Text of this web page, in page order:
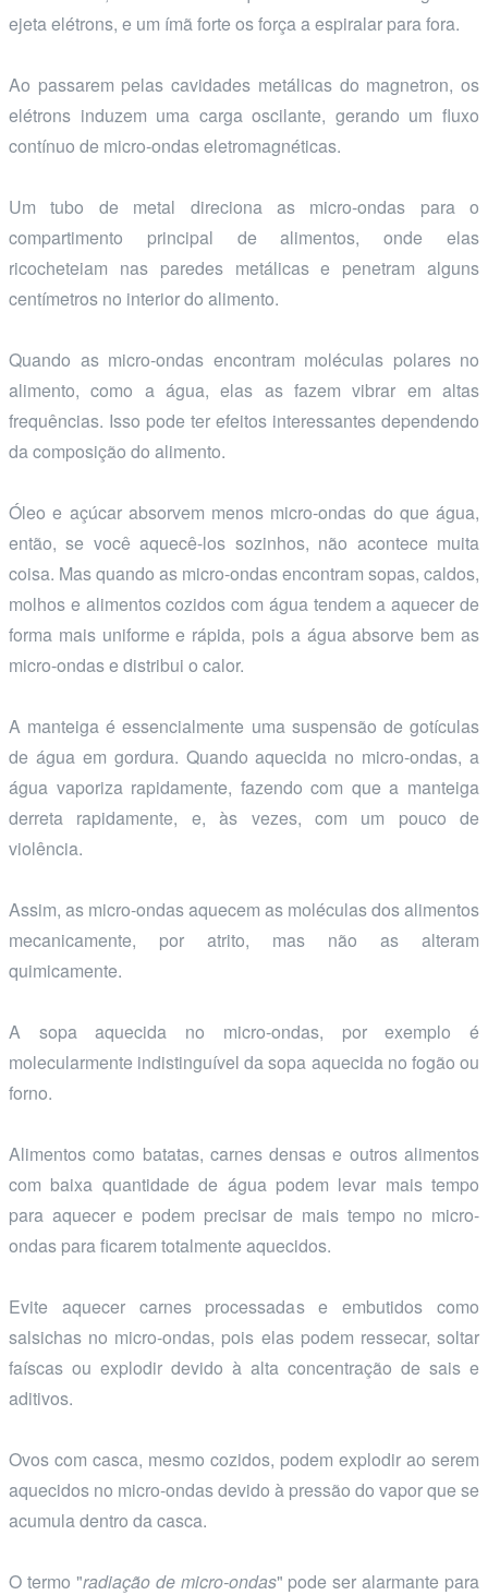
ejeta elétrons, e um ímã forte os força a espiralar para fora.
Ao passarem pelas cavidades metálicas do magnetron, os
elétrons induzem uma carga oscilante, gerando um fluxo
contínuo de micro-ondas eletromagnéticas.
Um tubo de metal direciona as micro-ondas para o
compartimento principal de alimentos, onde elas
ricocheteiam nas paredes metálicas e penetram alguns
centímetros no interior do alimento.
Quando as micro-ondas encontram moléculas polares no
alimento, como a água, elas as fazem vibrar em altas
frequências. Isso pode ter efeitos interessantes dependendo
da composição do alimento.
Óleo e açúcar absorvem menos micro-ondas do que água,
então, se você aquecê-los sozinhos, não acontece muita
coisa. Mas quando as micro-ondas encontram sopas, caldos,
molhos e alimentos cozidos com água tendem a aquecer de
forma mais uniforme e rápida, pois a água absorve bem as
micro-ondas e distribui o calor.
A manteiga é essencialmente uma suspensão de gotículas
de água em gordura. Quando aquecida no micro-ondas, a
água vaporiza rapidamente, fazendo com que a manteiga
derreta rapidamente, e, às vezes, com um pouco de
violência.
Assim, as micro-ondas aquecem as moléculas dos alimentos
mecanicamente, por atrito, mas não as alteram
quimicamente.
A sopa aquecida no micro-ondas, por exemplo é
molecularmente indistinguível da sopa aquecida no fogão ou
forno.
Alimentos como batatas, carnes densas e outros alimentos
com baixa quantidade de água podem levar mais tempo
para aquecer e podem precisar de mais tempo no micro-
ondas para ficarem totalmente aquecidos.
Evite aquecer carnes processadas e embutidos como
salsichas no micro-ondas, pois elas podem ressecar, soltar
faíscas ou explodir devido à alta concentração de sais e
aditivos.
Ovos com casca, mesmo cozidos, podem explodir ao serem
aquecidos no micro-ondas devido à pressão do vapor que se
acumula dentro da casca.
O termo "radiação de micro-ondas" pode ser alarmante para